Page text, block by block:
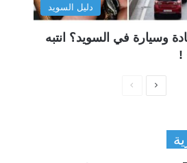
دليل السويد
وسيارة في السويد؟ انتبه
!